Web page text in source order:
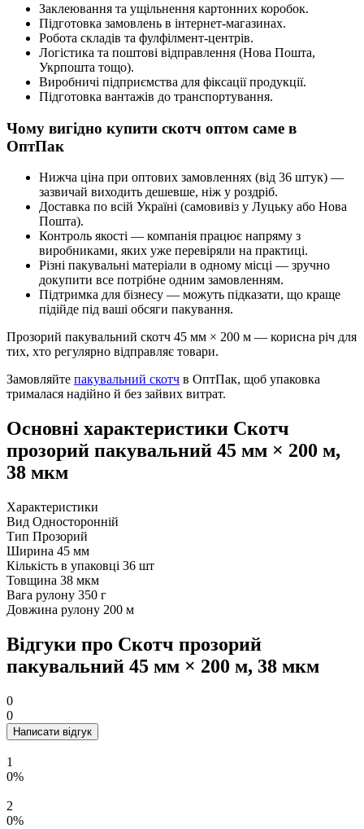
Заклеювання та ущільнення картонних коробок.
Підготовка замовлень в інтернет-магазинах.
Робота складів та фулфілмент-центрів.
Логістика та поштові відправлення (Нова Пошта,
Укрпошта тощо).
Виробничі підприємства для фіксації продукції.
Підготовка вантажів до транспортування.
Чому вигідно купити скотч оптом саме в
ОптПак
Нижча ціна при оптових замовленнях (від 36 штук) —
зазвичай виходить дешевше, ніж у роздріб.
Доставка по всій Україні (самовивіз у Луцьку або Нова
Пошта).
Контроль якості — компанія працює напряму з
виробниками, яких уже перевіряли на практиці.
Різні пакувальні матеріали в одному місці — зручно
докупити все потрібне одним замовленням.
Підтримка для бізнесу — можуть підказати, що краще
підійде під ваші обсяги пакування.
Прозорий пакувальний скотч 45 мм × 200 м — корисна річ для
тих, хто регулярно відправляє товари.
Замовляйте пакувальний скотч в ОптПак, щоб упаковка
трималася надійно й без зайвих витрат.
Основні характеристики Скотч
прозорий пакувальний 45 мм × 200 м,
38 мкм
Характеристики
Вид Односторонній
Тип Прозорий
Ширина 45 мм
Кількість в упаковці 36 шт
Товщина 38 мкм
Вага рулону 350 г
Довжина рулону 200 м
Відгуки про Скотч прозорий
пакувальний 45 мм × 200 м, 38 мкм
0
0
Написати відгук
1
0%
2
0%